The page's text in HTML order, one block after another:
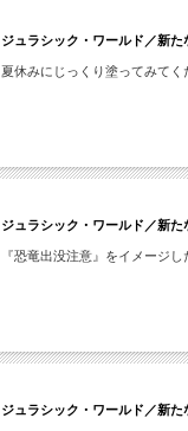
ジュラシック・ワールド／新
夏休みにじっくり塗ってみてく
ジュラシック・ワールド／新
『恐竜出没注意』をイメージ
ジュラシック・ワールド／新